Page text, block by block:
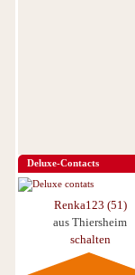
Deluxe-Contacts
Renka123 (51)
aus Thiersheim
schalten